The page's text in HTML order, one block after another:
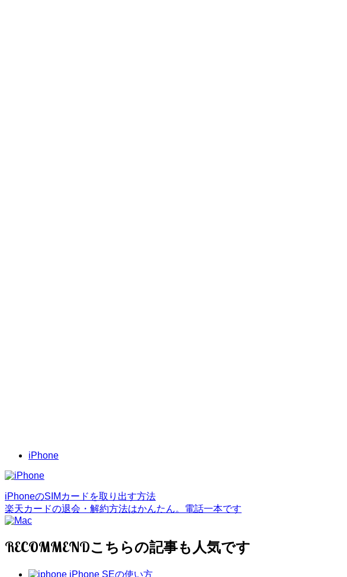
iPhone
iPhoneのSIMカードを取り出す方法
楽天カードの退会・解約方法はかんたん。電話一本です
RECOMMEND
iPhone SEの使い方